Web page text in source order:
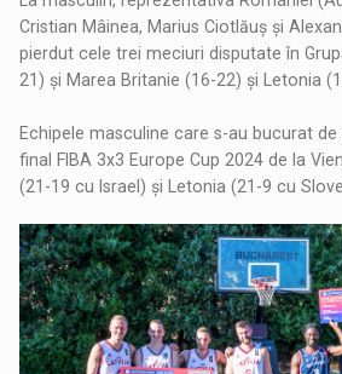
Cristian Mâinea, Marius Ciotlăuș și
pierdut cele trei meciuri disputate în
21) și Marea Britanie (16-22) și Letonia
Echipele masculine care s-au bucurat
final FIBA 3x3 Europe Cup 2024 de la
(21-19 cu Israel) și Letonia (21-9 cu